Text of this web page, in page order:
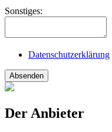
Sonstiges:
Datenschutzerklärung
Absenden
Der Anbieter